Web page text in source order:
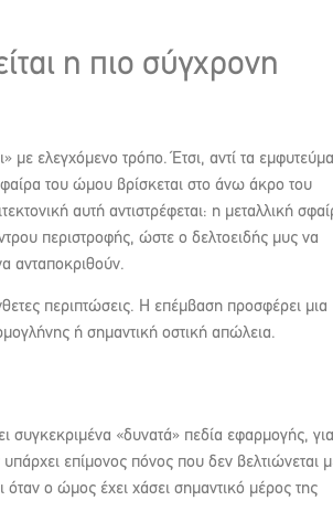
η πιο σύγχρονη
ελεγχόμενο τρόπο. Έτσι, αντί τα
του ώμου βρίσκεται στο άνω άκρο του
αυτή αντιστρέφεται: η μεταλλική
περιστροφής, ώστε ο δελτοειδής μυς να
ανταποκριθούν.
περιπτώσεις. Η επέμβαση προσφέρει μια
ή σημαντική οστική απώλεια.
«δυνατά» πεδία εφαρμογής,
επίμονος πόνος που δεν βελτιώνεται
ο ώμος έχει χάσει σημαντικό μέρος της